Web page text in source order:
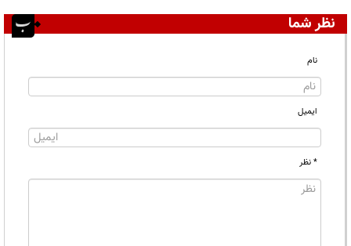
نظر شما
نام
ایمیل
* نظر